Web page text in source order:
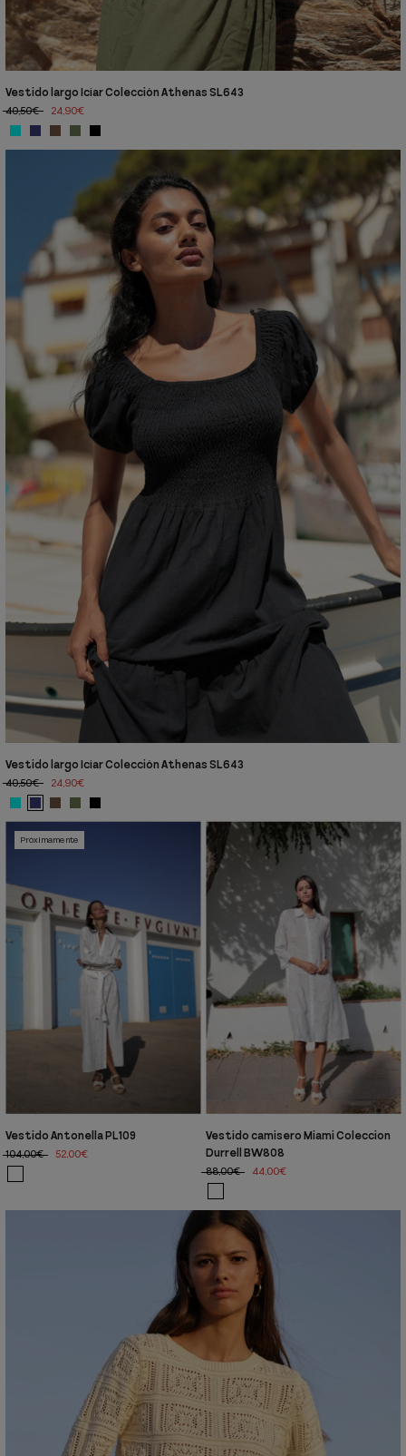
Vestido largo Icíar Colección Athenas SL643
40,50€
24,90€
Vestido largo Icíar Colección Athenas SL643
40,50€
24,90€
Próximamente
Vestido Antonella PL109
104,00€
52,00€
Vestido camisero Miami Coleccion
Durrell BW808
88,00€
44,00€